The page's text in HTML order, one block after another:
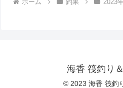
ホーム 釣果 2023
海香 筏釣り
© 2023 海香 筏釣